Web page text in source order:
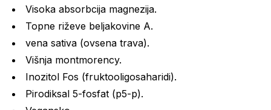
Visoka absorbcija magnezija.
Topne riževe beljakovine A.
vena sativa (ovsena trava).
Višnja montmorency.
Inozitol Fos (fruktooligosaharidi).
Pirodiksal 5-fosfat (p5-p).